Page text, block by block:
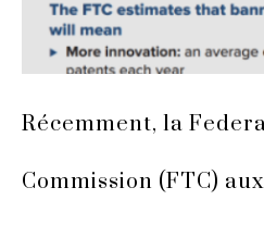
Récemment, la
Commission (FTC)